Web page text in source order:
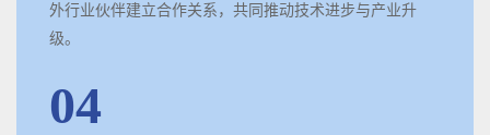
外行业伙伴建立合作关系，共同推动技术进步与产业升
级。
04